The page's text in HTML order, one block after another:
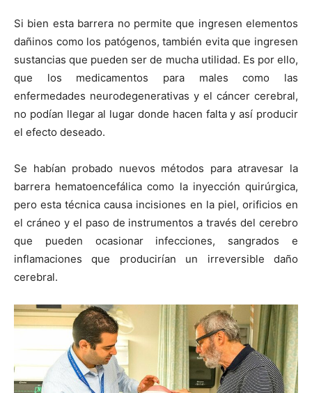
Si bien esta barrera no permite que ingresen elementos
dañinos como los patógenos, también evita que ingresen
sustancias que pueden ser de mucha utilidad. Es por ello,
que los medicamentos para males como las
enfermedades neurodegenerativas y el cáncer cerebral,
no podían llegar al lugar donde hacen falta y así producir
el efecto deseado.
Se habían probado nuevos métodos para atravesar la
barrera hematoencefálica como la inyección quirúrgica,
pero esta técnica causa incisiones en la piel, orificios en
el cráneo y el paso de instrumentos a través del cerebro
que pueden ocasionar infecciones, sangrados e
inflamaciones que producirían un irreversible daño
cerebral.